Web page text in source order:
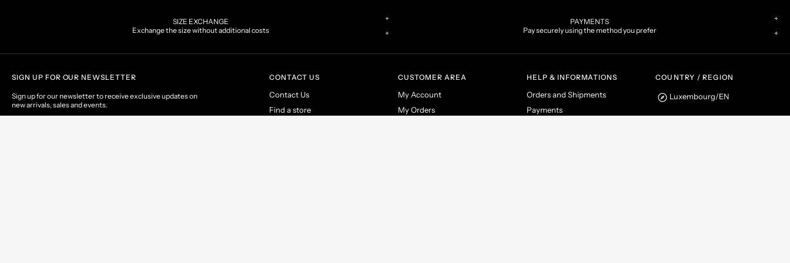
SIZE EXCHANGE
Exchange the size without additional costs
PAYMENTS
Pay securely using the method you prefer
SIGN UP FOR OUR NEWSLETTER
Sign up for our newsletter to receive exclusive updates on
new arrivals, sales and events.
CONTACT US
Contact Us
Find a store
CUSTOMER AREA
My Account
My Orders
HELP & INFORMATIONS
Orders and Shipments
Payments
COUNTRY / REGION
Luxembourg/EN